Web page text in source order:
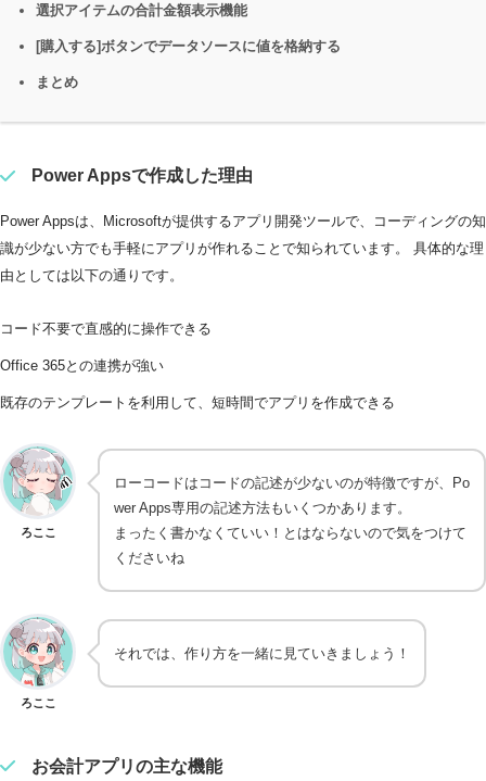
選択アイテムの合計金額表示機能
[購入する]ボタンでデータソースに値を格納する
まとめ
Power Appsで作成した理由
Power Appsは、Microsoftが提供するアプリ開発ツールで、コーディングの知
識が少ない方でも手軽にアプリが作れることで知られています。 具体的な理
由としては以下の通りです。
コード不要で直感的に操作できる
Office 365との連携が強い
既存のテンプレートを利用して、短時間でアプリを作成できる
ろここ
ローコードはコードの記述が少ないのが特徴ですが、Po
wer Apps専用の記述方法もいくつかあります。
まったく書かなくていい！とはならないので気をつけて
くださいね
ろここ
それでは、作り方を一緒に見ていきましょう！
お会計アプリの主な機能